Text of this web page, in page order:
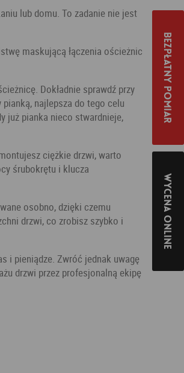
lub domu. To zadanie nie jest
maskującą łączenia ościeżnic
Dokładnie sprawdź przy
najlepsza do tego celu
już pianka nieco stwardnieje,
ciężkie drzwi, warto
śrubokrętu i klucza
osobno, dzięki czemu
drzwi, co zrobisz szybko i
i pieniądze. Zwróć jednak uwagę
drzwi przez profesjonalną ekipę
Bezpłatny pomiar
Wycena online